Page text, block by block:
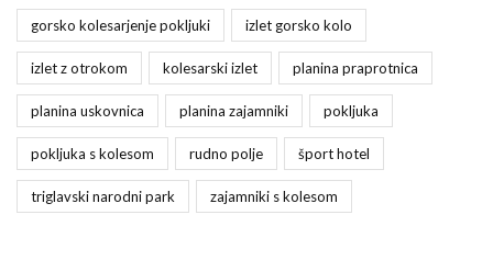
gorsko kolesarjenje pokljuki izlet gorsko kolo
izlet z otrokom kolesarski izlet planina praprotnica
planina uskovnica planina zajamniki pokljuka
pokljuka s kolesom rudno polje šport hotel
triglavski narodni park zajamniki s kolesom